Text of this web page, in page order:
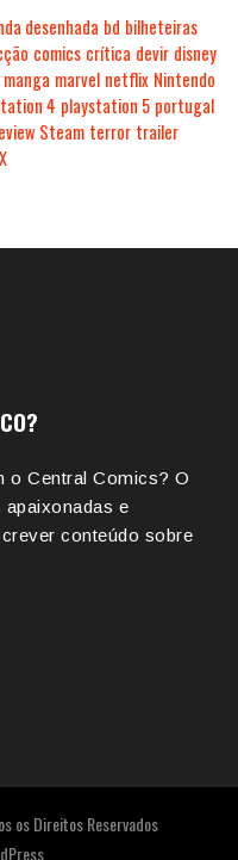
desenhada bd bilheteiras
comics crítica devir disney
manga marvel netflix Nintendo
4 playstation 5 portugal
Steam terror trailer
o Central Comics? O
e
conteúdo sobre
os Direitos Reservados